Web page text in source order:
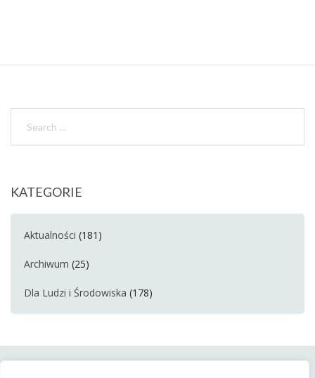
KATEGORIE
Aktualności (181)
Archiwum (25)
Dla Ludzi i Środowiska (178)